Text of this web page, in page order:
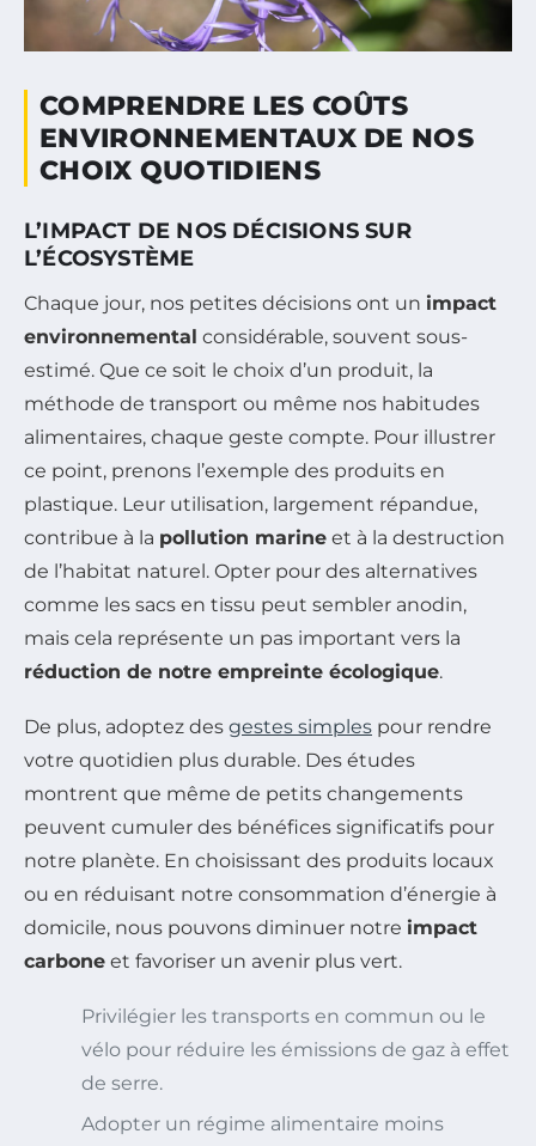
COMPRENDRE LES COÛTS
ENVIRONNEMENTAUX DE NOS
CHOIX QUOTIDIENS
L’IMPACT DE NOS DÉCISIONS SUR
L’ÉCOSYSTÈME
Chaque jour, nos petites décisions ont un impact
environnemental considérable, souvent sous-
estimé. Que ce soit le choix d’un produit, la
méthode de transport ou même nos habitudes
alimentaires, chaque geste compte. Pour illustrer
ce point, prenons l’exemple des produits en
plastique. Leur utilisation, largement répandue,
contribue à la pollution marine et à la destruction
de l’habitat naturel. Opter pour des alternatives
comme les sacs en tissu peut sembler anodin,
mais cela représente un pas important vers la
réduction de notre empreinte écologique.
De plus, adoptez des gestes simples pour rendre
votre quotidien plus durable. Des études
montrent que même de petits changements
peuvent cumuler des bénéfices significatifs pour
notre planète. En choisissant des produits locaux
ou en réduisant notre consommation d’énergie à
domicile, nous pouvons diminuer notre impact
carbone et favoriser un avenir plus vert.
Privilégier les transports en commun ou le
vélo pour réduire les émissions de gaz à effet
de serre.
Adopter un régime alimentaire moins